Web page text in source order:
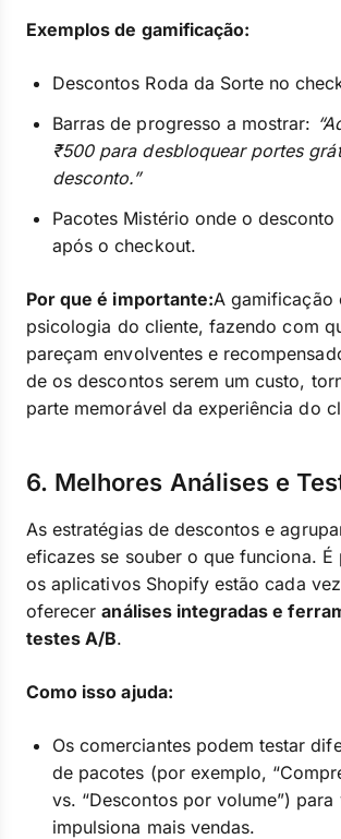
Exemplos de gamificação:
Descontos Roda da Sorte no
Barras de progresso a mostrar:
₹500 para desbloquear portes
desconto.”
Pacotes Mistério onde o desconto
após o checkout.
Por que é importante:A gamificação
psicologia do cliente, fazendo com
pareçam envolventes e
de os descontos serem um custo,
parte memorável da experiência do
6. Melhores Análises e
As estratégias de descontos e
eficazes se souber o que funciona. É
os aplicativos Shopify estão cada
ofereceranálises integradas e
testes A/B.
Como isso ajuda:
Os comerciantes podem testar
de pacotes (por exemplo,
vs. “Descontos por volume”) para
impulsiona mais vendas.